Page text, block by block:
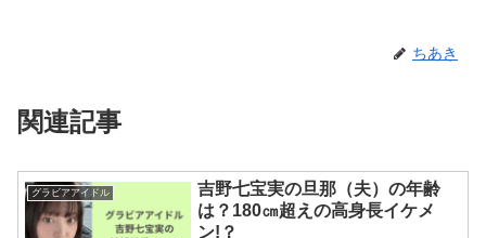
ちあき
関連記事
グラビアアイドル
吉野七宝実の旦那（夫）の年齢
は？180㎝超えの高身長イケメ
ン!？